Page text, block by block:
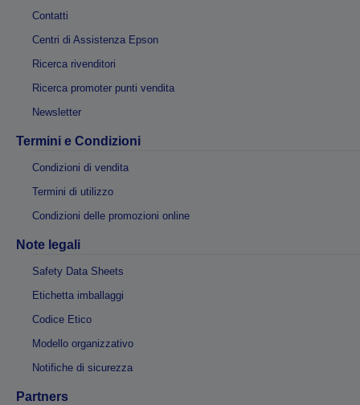
Contatti
Centri di Assistenza Epson
Ricerca rivenditori
Ricerca promoter punti vendita
Newsletter
Termini e Condizioni
Condizioni di vendita
Termini di utilizzo
Condizioni delle promozioni online
Note legali
Safety Data Sheets
Etichetta imballaggi
Codice Etico
Modello organizzativo
Notifiche di sicurezza
Partners